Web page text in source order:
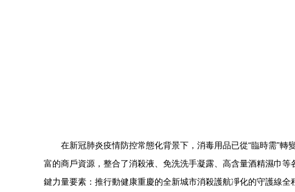
在新冠肺炎疫情防控常態化背景下，消毒用品已從“臨時需”
富的商戶資源，整合了消殺液、免洗洗手凝露、高含量酒精濕巾
鍵力量要素：推行動健康重慶的全新城市消殺護航凈化的守護線